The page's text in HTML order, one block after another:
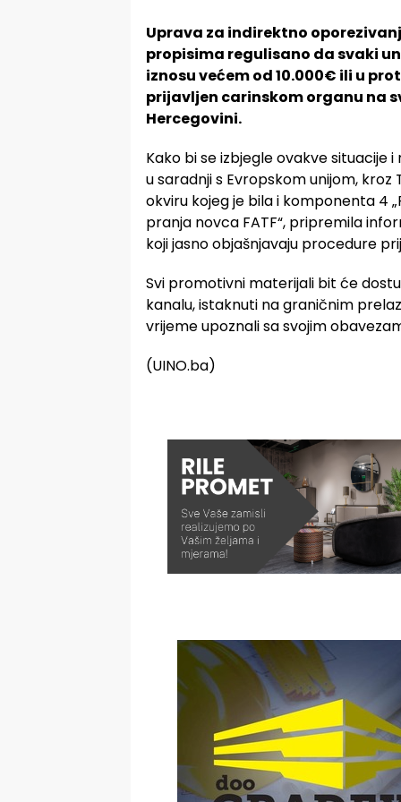
Uprava za indirektno
propisima regulisano da svaki
iznosu većem od 10.000€ ili u
prijavljen carinskom organu na
Hercegovini.
Kako bi se izbjegle ovakve situacije
u saradnji s Evropskom unijom,
okviru kojeg je bila i komponenta 4
pranja novca FATF“, pripremila
koji jasno objašnjavaju procedure
Svi promotivni materijali bit će
kanalu, istaknuti na graničnim
vrijeme upoznali sa svojim
(UINO.ba)